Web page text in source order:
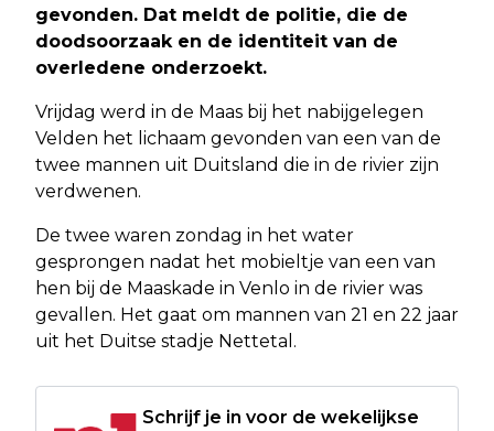
gevonden. Dat meldt de politie, die de
doodsoorzaak en de identiteit van de
overledene onderzoekt.
Vrijdag werd in de Maas bij het nabijgelegen
Velden het lichaam gevonden van een van de
twee mannen uit Duitsland die in de rivier zijn
verdwenen.
De twee waren zondag in het water
gesprongen nadat het mobieltje van een van
hen bij de Maaskade in Venlo in de rivier was
gevallen. Het gaat om mannen van 21 en 22 jaar
uit het Duitse stadje Nettetal.
Schrijf je in voor de wekelijkse